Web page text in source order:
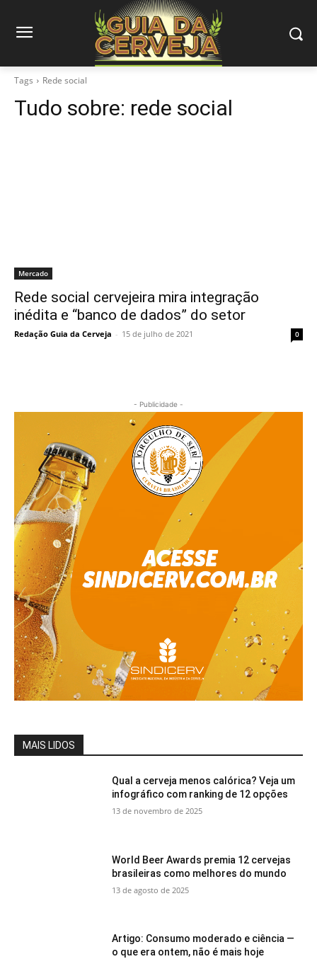
Tags Rede social
Tudo sobre: rede social
Mercado
Rede social cervejeira mira integração
inédita e “banco de dados” do setor
Redação Guia da Cerveja - 15 de julho de 2021 0
- Publicidade -
MAIS LIDOS
Qual a cerveja menos calórica? Veja um
infográfico com ranking de 12 opções
13 de novembro de 2025
World Beer Awards premia 12 cervejas
brasileiras como melhores do mundo
13 de agosto de 2025
Artigo: Consumo moderado e ciência —
o que era ontem, não é mais hoje